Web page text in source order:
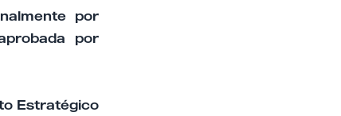
por
por
Estratégico